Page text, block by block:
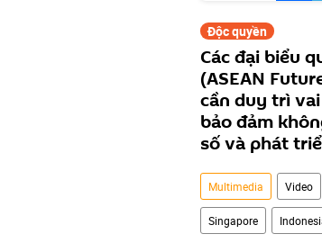
Độc quyền
Các đại biểu
(ASEAN
cần duy trì
bảo đảm
số và phát
Multimedia Video
Singapore